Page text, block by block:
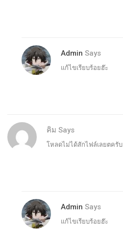
Admin Says
แก้ไขเรียบร้อยฮ๊ะ
คิม Says
โหลดไม่ได้สักไฟล์เลยตครับ
Admin Says
แก้ไขเรียบร้อยฮ๊ะ